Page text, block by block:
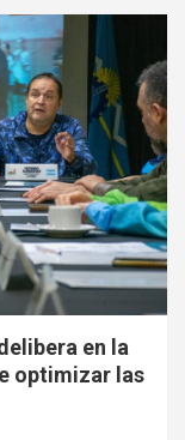
en la
optimizar las